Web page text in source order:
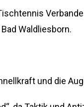
Waldliesborn.
und die